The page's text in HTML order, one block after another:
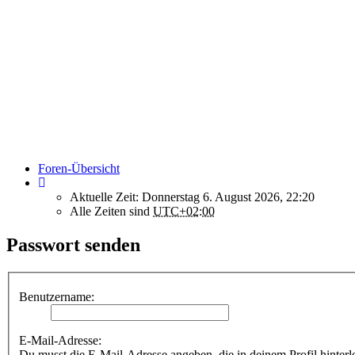
Foren-Übersicht
Aktuelle Zeit: Donnerstag 6. August 2026, 22:20
Alle Zeiten sind UTC+02:00
Passwort senden
Benutzername:
E-Mail-Adresse: